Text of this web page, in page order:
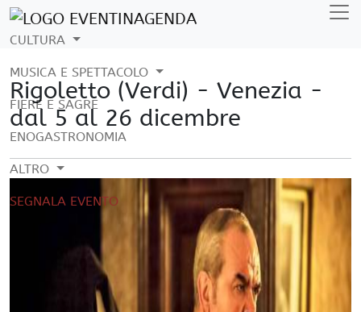
CULTURA
MUSICA E SPETTACOLO
FIERE E SAGRE
ENOGASTRONOMIA
ALTRO
SEGNALA EVENTO
Rigoletto (Verdi) - Venezia -
dal 5 al 26 dicembre